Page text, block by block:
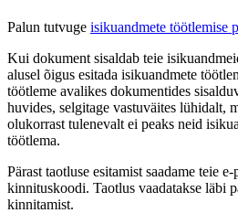
Palun tutvuge isikuandmete töötlemise
Kui dokument sisaldab teie
alusel õigus esitada isikuandmete
töötleme avalikes dokumentides
huvides, selgitage vastuväites lühidalt,
olukorrast tulenevalt ei peaks neid
töötlema.
Pärast taotluse esitamist saadame teie
kinnituskoodi. Taotlus vaadatakse läbi
kinnitamist.